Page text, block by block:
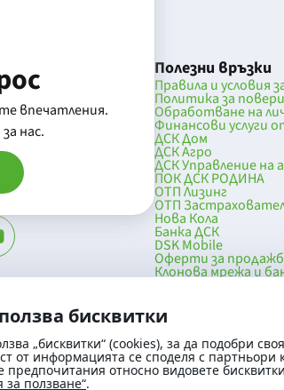
бисквитки
„бисквитки“ (cookies), за да подобри
от информацията се споделя с
относно видовете
за ползване“.
впечатления.
нас.
Полезни връзки
Правила и условия
Политика за
Обработване на
Финансови услуги
ДСК Дом
ДСК Агро
ДСК Управление на
ПОК ДСК РОДИНА
ОТП Лизинг
ОТП
Нова Кола
Банка ДСК
DSK Mobile
Оферти за
Клонова мрежа и